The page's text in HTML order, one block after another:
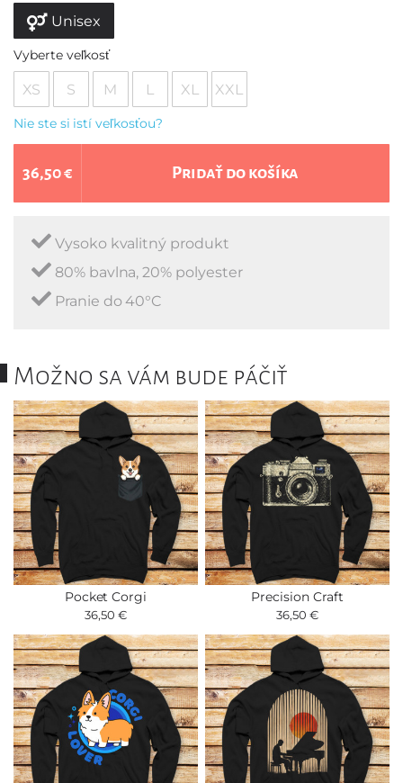
Unisex
Vyberte veľkosť
XS S M L XL XXL
Nie ste si istí veľkosťou?
36,50 € Pridať do košíka
Vysoko kvalitný produkt
80% bavlna, 20% polyester
Pranie do 40°C
Možno sa vám bude páčiť
Pocket Corgi
36,50 €
Precision Craft
36,50 €